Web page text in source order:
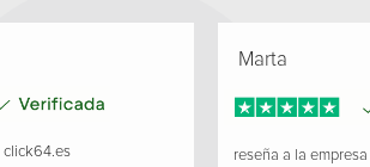
click64.es
Marta
reseña a la empresa